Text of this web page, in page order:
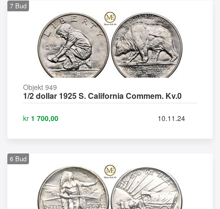
7 Bud
Objekt 949
1/2 dollar 1925 S. California Commem. Kv.0
kr 1 700,00 10.11.24
6 Bud